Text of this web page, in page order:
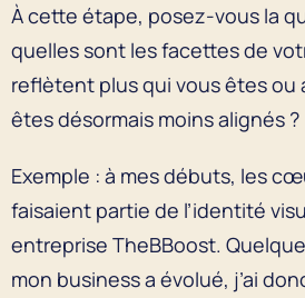
À cette étape, posez-vous la
quelles sont les facettes de
reflètent plus qui vous êtes ou
êtes désormais moins alignés ?
Exemple : à mes débuts, les
faisaient partie de l’identité
entreprise TheBBoost.
mon business a évolué, j’ai